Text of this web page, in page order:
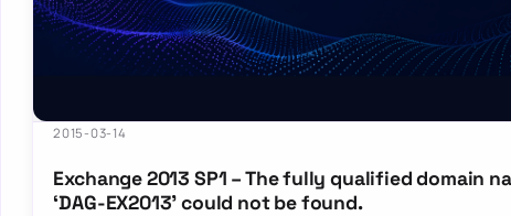
2015-03-14
Exchange 2013 SP1 – The fully qualified domain
‘DAG-EX2013’ could not be found.